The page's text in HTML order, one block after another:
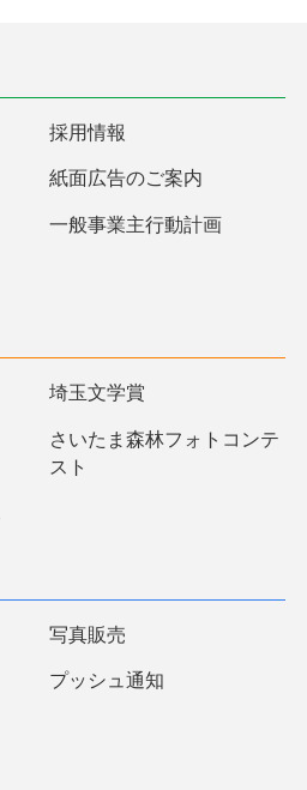
採用情報
紙面広告のご案内
一般事業主行動計画
埼玉文学賞
さいたま森林フォトコンテ
スト
写真販売
プッシュ通知